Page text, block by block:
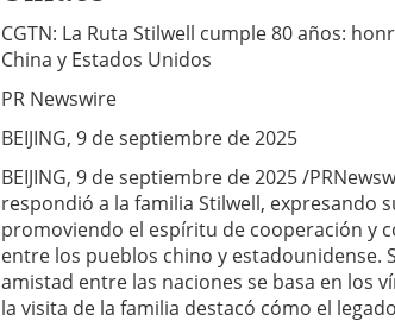
entre
China y
Estados
septiembre
de 2025
CGTN: La Ruta Stilwell cumple 80 años:
China y Estados Unidos
PR Newswire
BEIJING, 9 de septiembre de 2025
BEIJING, 9 de septiembre de 2025 /
respondió a la familia Stilwell, expresando
promoviendo el espíritu de cooperación y
entre los pueblos chino y estadounidense.
amistad entre las naciones se basa en los
la visita de la familia destacó cómo el